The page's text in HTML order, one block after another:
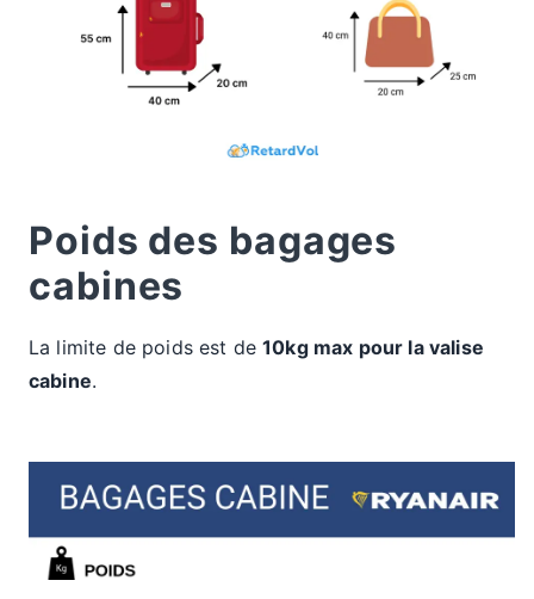
Poids des bagages
cabines
La limite de poids est de10kg max pour la valise
cabine.